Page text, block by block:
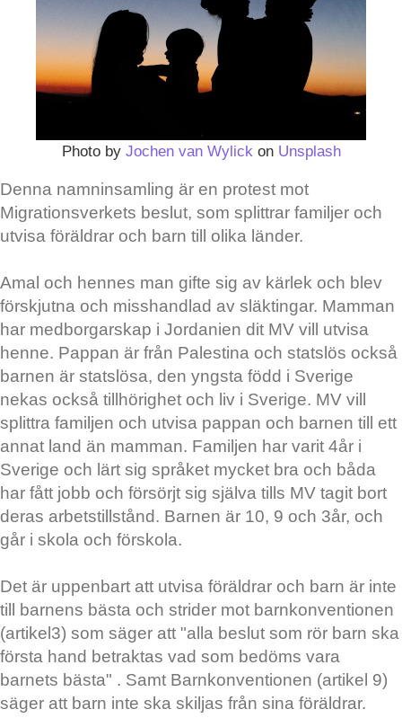
Photo by Jochen van Wylickon Unsplash
Denna namninsamling är en protest mot
Migrationsverkets beslut, som splittrar familjer och
utvisa föräldrar och barn till olika länder.
Amal och hennes man gifte sig av kärlek och blev
förskjutna och misshandlad av släktingar. Mamman
har medborgarskap i Jordanien dit MV vill utvisa
henne. Pappan är från Palestina och statslös också
barnen är statslösa, den yngsta född i Sverige
nekas också tillhörighet och liv i Sverige. MV vill
splittra familjen och utvisa pappan och barnen till ett
annat land än mamman. Familjen har varit 4år i
Sverige och lärt sig språket mycket bra och båda
har fått jobb och försörjt sig själva tills MV tagit bort
deras arbetstillstånd. Barnen är 10, 9 och 3år, och
går i skola och förskola.
Det är uppenbart att utvisa föräldrar och barn är inte
till barnens bästa och strider mot barnkonventionen
(artikel3) som säger att "alla beslut som rör barn ska
första hand betraktas vad som bedöms vara
barnets bästa" . Samt Barnkonventionen (artikel 9)
säger att barn inte ska skiljas från sina föräldrar.